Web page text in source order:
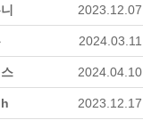
2023.12.07
2024.03.11
2024.04.10
2023.12.17